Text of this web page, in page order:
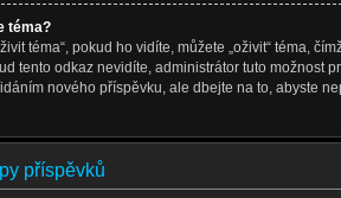
téma?
téma“, pokud ho vidíte, můžete „oživit“ téma,
tento odkaz nevidíte, administrátor tuto možnost
nového příspěvku, ale dbejte na to, abyste
příspěvků